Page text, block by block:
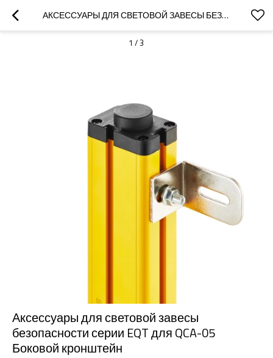
АКСЕССУАРЫ ДЛЯ СВЕТОВОЙ ЗАВЕСЫ БЕЗОПАСНОСТИ СЕРИИ EQT ДЛЯ QCA-05 БОКОВОЙ КРОНШТЕЙН
1 /3
Аксессуары для световой завесы
безопасности серии EQT для QCA-05
Боковой кронштейн